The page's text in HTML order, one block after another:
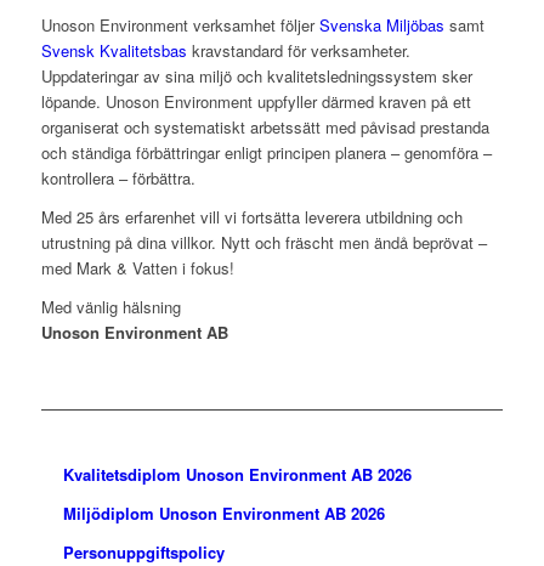
Unoson Environment verksamhet följerSvenska Miljöbas samt
Svensk Kvalitetsbas kravstandard för verksamheter.
Uppdateringar av sina miljö och kvalitetsledningssystem sker
löpande. Unoson Environment uppfyller därmed kraven på ett
organiserat och systematiskt arbetssätt med påvisad prestanda
och ständiga förbättringar enligt principen planera – genomföra –
kontrollera – förbättra.
Med 25 års erfarenhet vill vi fortsätta leverera utbildning och
utrustning på dina villkor. Nytt och fräscht men ändå beprövat –
med Mark & Vatten i fokus!
Med vänlig hälsning
Unoson Environment AB
Kvalitetsdiplom Unoson Environment AB 2026
Miljödiplom Unoson Environment AB 2026
Personuppgiftspolicy